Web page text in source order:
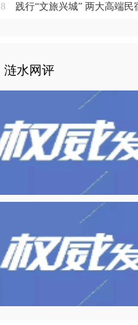
8 践行“文旅兴城” 两大高端民宿项目集中签约开工 全力打造“
涟水网评